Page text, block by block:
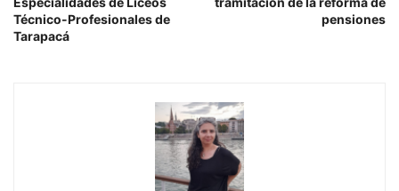
Técnico-Profesionales de
Tarapacá
pensiones